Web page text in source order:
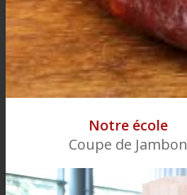
Notre école
Coupe de Jambon